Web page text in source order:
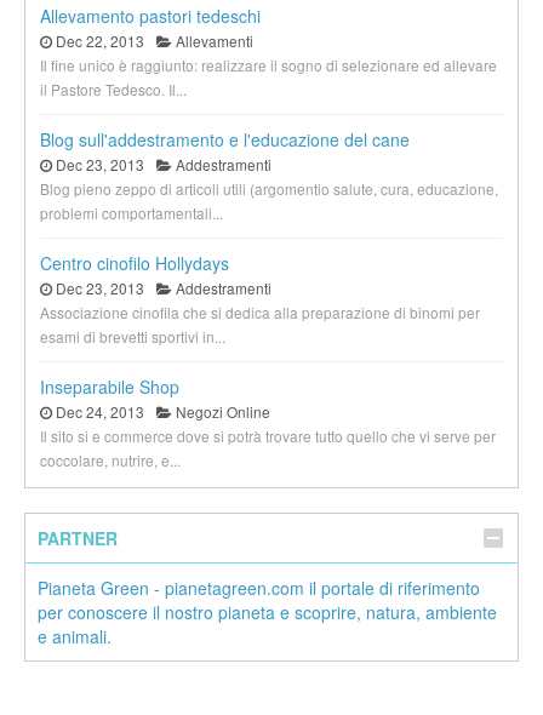
Allevamento pastori tedeschi
Dec 22, 2013
Allevamenti
Il fine unico è raggiunto: realizzare il sogno di selezionare ed allevare
il Pastore Tedesco. Il...
Blog sull'addestramento e l'educazione del cane
Dec 23, 2013
Addestramenti
Blog pieno zeppo di articoli utili (argomentio salute, cura, educazione,
problemi comportamentali...
Centro cinofilo Hollydays
Dec 23, 2013
Addestramenti
Associazione cinofila che si dedica alla preparazione di binomi per
esami di brevetti sportivi in...
Inseparabile Shop
Dec 24, 2013
Negozi Online
Il sito si e commerce dove si potrà trovare tutto quello che vi serve per
coccolare, nutrire, e...
PARTNER
Pianeta Green - pianetagreen.com il portale di riferimento
per conoscere il nostro pianeta e scoprire, natura, ambiente
e animali.